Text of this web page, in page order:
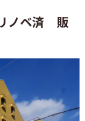
ノベ済 販